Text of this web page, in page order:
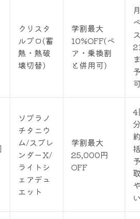
クリスタ
ルプロ(蓄
熱・熱破
壊切替)
学割最大
10%OFF(ペ
ア・乗換割
と併用可)
ソプラノ
チタニウ
ム/スプレ
ンダーX/
ライトシ
ェアデュ
エット
学割最大
25,000円
OFF
4